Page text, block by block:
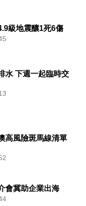
級地震釀1死6傷
水 下週一起臨時交
高風險斑馬線清單
會冀助企業出海